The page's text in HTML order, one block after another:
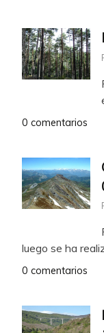
0 comentarios
luego se ha
0 comentarios